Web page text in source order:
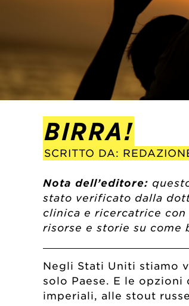
BIRRA!
SCRITTO DA:
Nota dell’editore:
stato verificato dalla
clinica e ricercatrice
risorse e storie su
Negli Stati Uniti stiamo
solo Paese. E le
imperiali, alle stout